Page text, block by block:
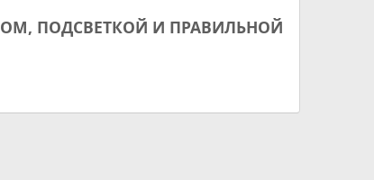
ПОДСВЕТКОЙ И ПРАВИЛЬНОЙ